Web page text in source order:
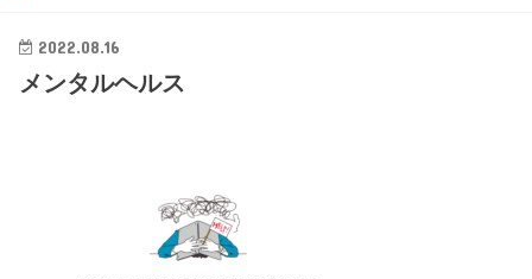
2022.08.16
メンタルヘルス